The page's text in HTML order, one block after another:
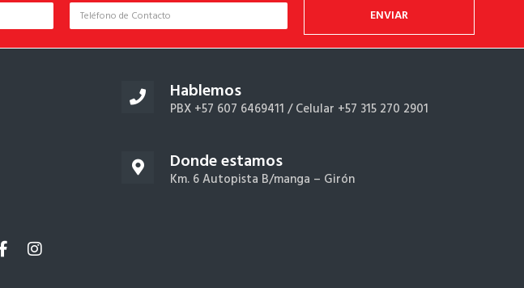
ENVIAR
Hablemos
PBX +57 607 6469411 /Celular +57 315 270 2901
Donde estamos
Km. 6 Autopista B/manga – Girón
F
a
I
n